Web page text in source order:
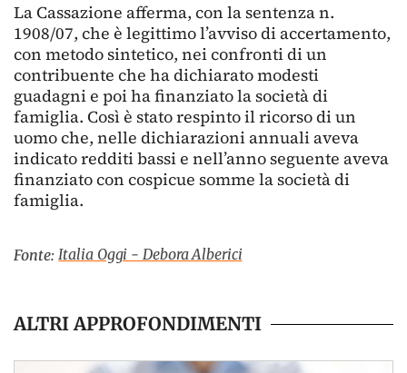
La Cassazione afferma, con la sentenza n.
1908/07, che è legittimo l’avviso di accertamento,
con metodo sintetico, nei confronti di un
contribuente che ha dichiarato modesti
guadagni e poi ha finanziato la società di
famiglia. Così è stato respinto il ricorso di un
uomo che, nelle dichiarazioni annuali aveva
indicato redditi bassi e nell’anno seguente aveva
finanziato con cospicue somme la società di
famiglia.
Fonte: Italia Oggi - Debora Alberici
ALTRI APPROFONDIMENTI